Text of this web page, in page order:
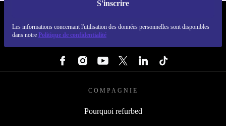
S'inscrire
Les informations concernant l'utilisation des données personnelles sont disponibles
dans notre Politique de confidentialité
COMPAGNIE
Pourquoi refurbed